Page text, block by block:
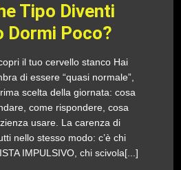
Tipo Diventi
Dormi Poco?
il tuo cervello stanco Hai
di essere “quasi normale”,
scelta della giornata: cosa
come rispondere, cosa
usare. La carenza di
nello stesso modo: c’è chi
IMPULSIVO, chi scivola[...]